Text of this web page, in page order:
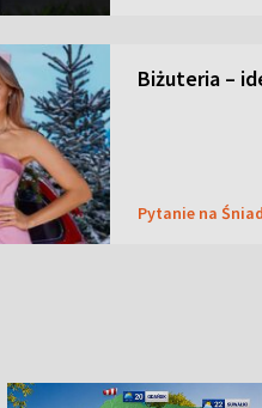
Biżuteria –
Pytanie na